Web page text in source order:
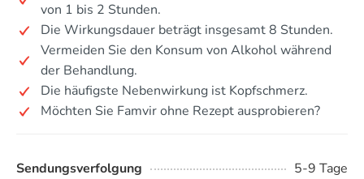
von 1 bis 2 Stunden.
Die Wirkungsdauer beträgt insgesamt 8 Stunden.
Vermeiden Sie den Konsum von Alkohol während
der Behandlung.
Die häufigste Nebenwirkung ist Kopfschmerz.
Möchten Sie Famvir ohne Rezept ausprobieren?
Sendungsverfolgung
5-9 Tage